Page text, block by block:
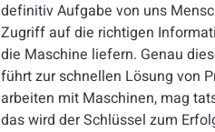
definitiv Aufgabe von uns
Zugriff auf die richtigen
die Maschine liefern. Genau
führt zur schnellen Lösung von
arbeiten mit Maschinen, mag
das wird der Schlüssel zum